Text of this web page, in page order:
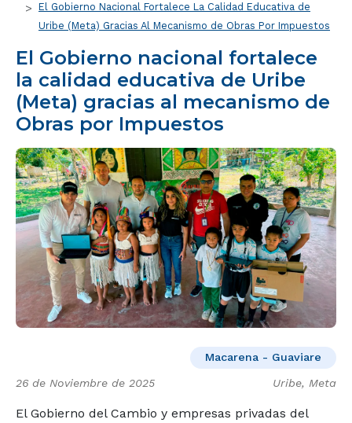
El Gobierno Nacional Fortalece La Calidad Educativa de
Uribe (Meta) Gracias Al Mecanismo de Obras Por Impuestos
El Gobierno nacional fortalece
la calidad educativa de Uribe
(Meta) gracias al mecanismo de
Obras por Impuestos
Macarena - Guaviare
26 de Noviembre de 2025 Uribe, Meta
El Gobierno del Cambio y empresas privadas del